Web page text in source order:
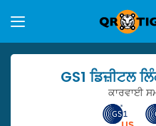
GS1 ਡਿਜ਼ੀਟਲ
ਕਾਰਵਾਈ